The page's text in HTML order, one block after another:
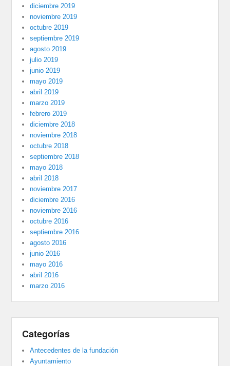
diciembre 2019
noviembre 2019
octubre 2019
septiembre 2019
agosto 2019
julio 2019
junio 2019
mayo 2019
abril 2019
marzo 2019
febrero 2019
diciembre 2018
noviembre 2018
octubre 2018
septiembre 2018
mayo 2018
abril 2018
noviembre 2017
diciembre 2016
noviembre 2016
octubre 2016
septiembre 2016
agosto 2016
junio 2016
mayo 2016
abril 2016
marzo 2016
Categorías
Antecedentes de la fundación
Ayuntamiento